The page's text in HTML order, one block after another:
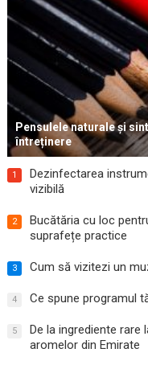
Pensulele naturale și
întreținere
1
Dezinfectarea
vizibilă
2
Bucătăria cu loc
suprafețe practice
3 Cum să vizitezi un
4 Ce spune programul
5
De la ingrediente rare
aromelor din Emirate